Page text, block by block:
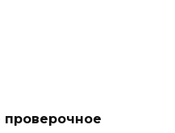
проверочное